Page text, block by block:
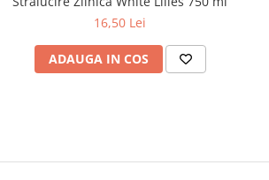
16,50 Lei
ADAUGA IN COS